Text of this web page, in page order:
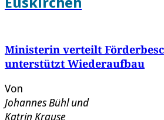
Ministerin verteilt
unterstützt Wiederaufbau
Von
Johannes Bühlund
Katrin Krause